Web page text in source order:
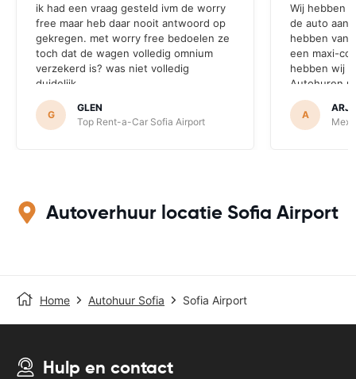
ik had een vraag gesteld ivm de worry
free maar heb daar nooit antwoord op
gekregen. met worry free bedoelen ze
toch dat de wagen volledig omnium
verzekerd is? was niet volledig
duidelijk.
G
GLEN
Top Rent-a-Car Sofia Airport
Wij hebben
de auto
hebben van
een maxi-
hebben wij
Rent
geen maxi-
voor
A
Mex
Autoverhuur locatie Sofia Airport
Home Autohuur Sofia Sofia Airport
Hulp en contact